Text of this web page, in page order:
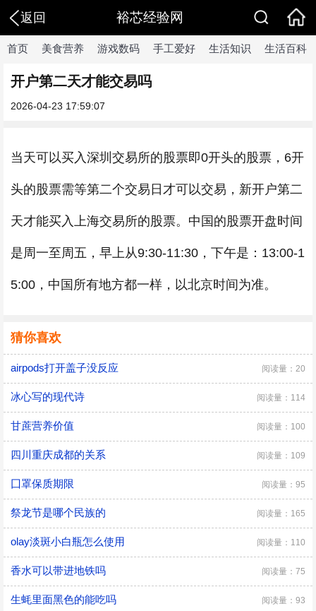
返回 裕芯经验网
首页 美食营养 游戏数码 手工爱好 生活知识 生活百科
开户第二天才能交易吗
2026-04-23 17:59:07
当天可以买入深圳交易所的股票即0开头的股票，6开
头的股票需等第二个交易日才可以交易，新开户第二
天才能买入上海交易所的股票。中国的股票开盘时间
是周一至周五，早上从9:30-11:30，下午是：13:00-1
5:00，中国所有地方都一样，以北京时间为准。
猜你喜欢
airpods打开盖子没反应 阅读量：20
冰心写的现代诗 阅读量：114
甘蔗营养价值 阅读量：100
四川重庆成都的关系 阅读量：109
囗罩保质期限 阅读量：95
祭龙节是哪个民族的 阅读量：165
olay淡斑小白瓶怎么使用 阅读量：110
香水可以带进地铁吗 阅读量：75
生蚝里面黑色的能吃吗 阅读量：93